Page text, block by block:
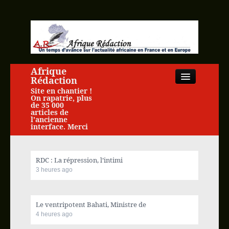
Afrique
Rédaction
Site en chantier !
On rapatrie, plus
de 35 000
articles de
l'ancienne
interface. Merci
Actualité africaine
RDC : La répression, l’intimi
3 heures ago
Le ventripotent Bahati, Ministre de
4 heures ago